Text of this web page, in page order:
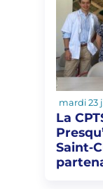
mardi 23
La